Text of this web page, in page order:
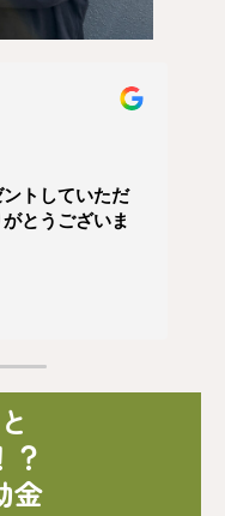
トしていただ
とうございま
出会えた事嬉
？
金